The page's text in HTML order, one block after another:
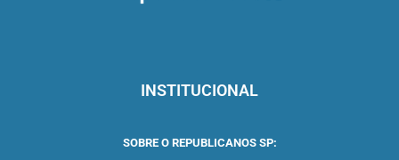
INSTITUCIONAL
SOBRE O REPUBLICANOS SP: